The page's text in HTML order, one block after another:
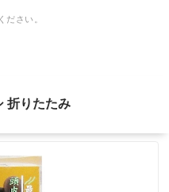
ださい。
折りたたみ